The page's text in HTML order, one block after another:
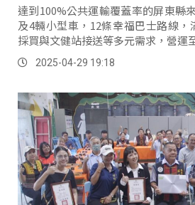
達到100%公共運輸覆蓋率的屏東縣
及4輛小型車，12條幸福巴士路線，
採買與文健站接送等多元需求，營運
過5.2萬人次，榮獲公路局113年首屆
定。2025-04-29 19:18